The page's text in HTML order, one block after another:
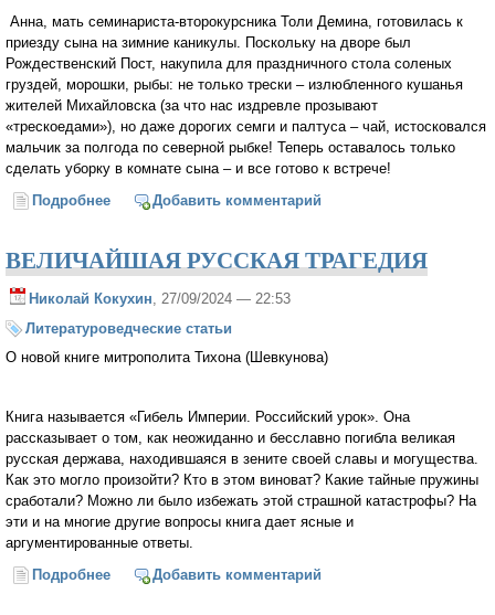
Анна, мать семинариста-второкурсника Толи Демина, готовилась к
приезду сына на зимние каникулы. Поскольку на дворе был
Рождественский Пост, накупила для праздничного стола соленых
груздей, морошки, рыбы: не только трески – излюбленного кушанья
жителей Михайловска (за что нас издревле прозывают
«трескоедами»), но даже дорогих семги и палтуса – чай, истосковался
мальчик за полгода по северной рыбке! Теперь оставалось только
сделать уборку в комнате сына – и все готово к встрече!
Подробнее о О чем плачет Анна
Добавить комментарий
ВЕЛИЧАЙШАЯ РУССКАЯ ТРАГЕДИЯ
Николай Кокухин , 27/09/2024 — 22:53
Литературоведческие статьи
О новой книге митрополита Тихона (Шевкунова)
Книга называется «Гибель Империи. Российский урок». Она
рассказывает о том, как неожиданно и бесславно погибла великая
русская держава, находившаяся в зените своей славы и могущества.
Как это могло произойти? Кто в этом виноват? Какие тайные пружины
сработали? Можно ли было избежать этой страшной катастрофы? На
эти и на многие другие вопросы книга дает ясные и
аргументированные ответы.
Подробнее о ВЕЛИЧАЙШАЯ РУССКАЯ ТРАГЕДИЯ
Добавить комментарий